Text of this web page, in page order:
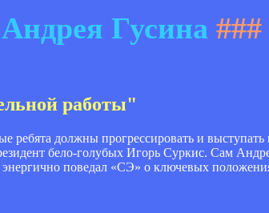
Гусина###
работы"
ребята должны прогрессировать и
бело-голубых Игорь Суркис. Сам
поведал «СЭ» о ключевых